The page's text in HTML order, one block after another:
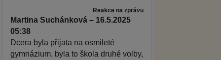
Reakce na zprávu
Martina Suchánková – 16.5.2025
05:38
Dcera byla přijata na osmileté
gymnázium, byla to škola druhé volby,